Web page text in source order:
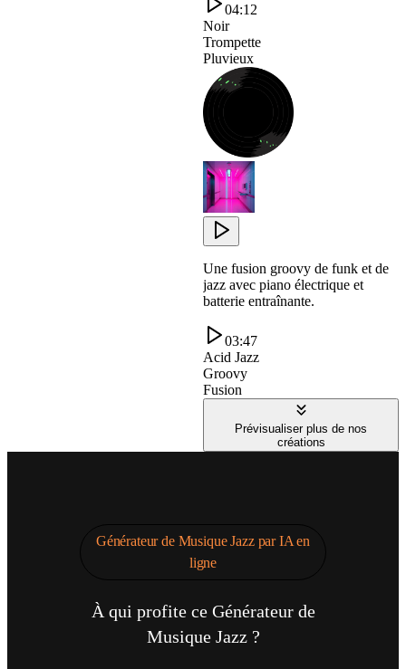
04:12
Noir
Trompette
Pluvieux
Une fusion groovy de funk et de
jazz avec piano électrique et
batterie entraînante.
03:47
Acid Jazz
Groovy
Fusion
Prévisualiser plus de nos
créations
Générateur de Musique Jazz par IA en
ligne
À qui profite ce Générateur de
Musique Jazz ?